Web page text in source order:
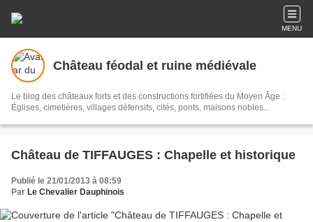
MENU
Château féodal et ruine médiévale
Le blog des châteaux forts et des constructions fortifiées du Moyen Âge :
Églises, cimetières, villages défensifs, cités, ponts, maisons nobles...
Château de TIFFAUGES : Chapelle et historique
Publié le 21/01/2013 à 08:59
Par Le Chevalier Dauphinois